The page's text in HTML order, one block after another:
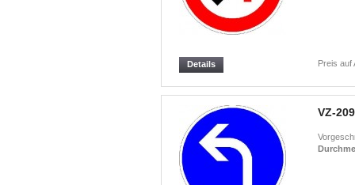
Preis auf
Details
VZ-